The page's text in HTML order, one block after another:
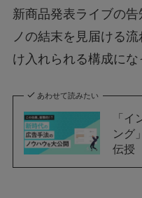
新商品発表ライブの
ノの結末を見届ける
け入れられる構成にな
あわせて読みたい
「
ング
伝授